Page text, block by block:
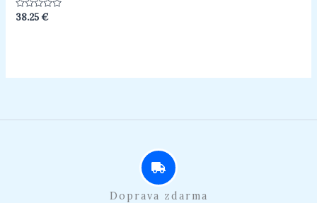
Hodnotenie
38.25€
Doprava zdarma